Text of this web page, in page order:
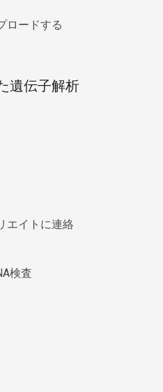
ロードする
遺伝子解析
エイトに連絡
検査